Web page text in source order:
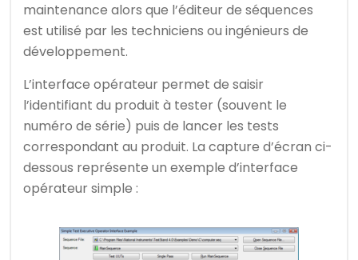
maintenance alors que l’éditeur de séquences
est utilisé par les techniciens ou ingénieurs de
développement.
L’interface opérateur permet de saisir
l’identifiant du produit à tester (souvent le
numéro de série) puis de lancer les tests
correspondant au produit. La capture d’écran ci-
dessous représente un exemple d’interface
opérateur simple :